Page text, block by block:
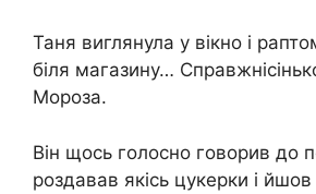
Таня виглянула у вікно і
біля магазину…
Мороза.
Він щось голосно говорив до
роздавав якісь цукерки і